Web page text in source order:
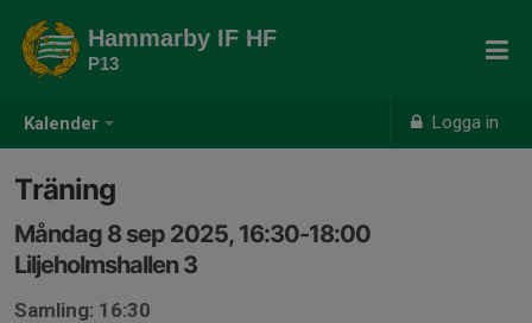
Kalender Logga in
Hammarby IF HF
P13
Träning
Måndag 8 sep 2025, 16:30-18:00
Liljeholmshallen 3
Samling: 16:30